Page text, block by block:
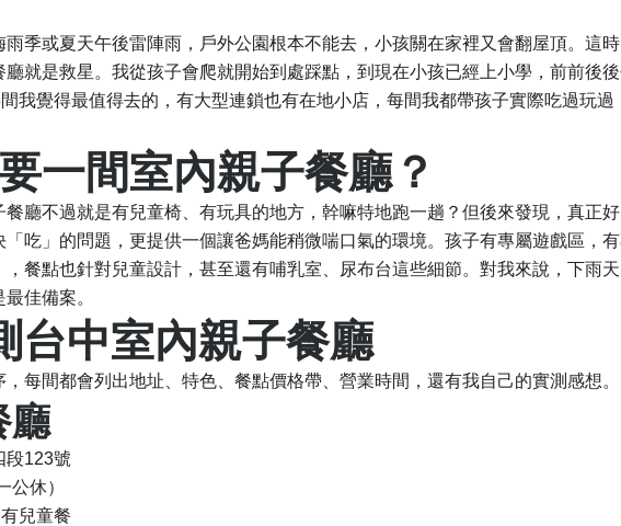
季或夏天午後雷陣雨，戶外公園根本不能去，小孩關在家裡又會翻屋頂。這時
就是救星。我從孩子會爬就開始到處踩點，到現在小孩已經上小學，前前後
我覺得最值得去的，有大型連鎖也有在地小店，每間我都帶孩子實際吃過玩過
一間室內親子餐廳？
廳不過就是有兒童椅、有玩具的地方，幹嘛特地跑一趟？但後來發現，真正
吃」的問題，更提供一個讓爸媽能稍微喘口氣的環境。孩子有專屬遊戲區，
，餐點也針對兒童設計，甚至還有哺乳室、尿布台這些細節。對我來說，下雨
佳備案。
台中室內親子餐廳
每間都會列出地址、特色、餐點價格帶、營業時間，還有我自己的實測感想。
廳
段123號
公休）
兒童餐